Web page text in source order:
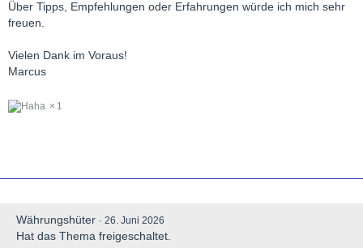
Über Tipps, Empfehlungen oder Erfahrungen würde ich mich sehr
freuen.
Vielen Dank im Voraus!
Marcus
1
Währungshüter 26. Juni 2026
Hat das Thema freigeschaltet.